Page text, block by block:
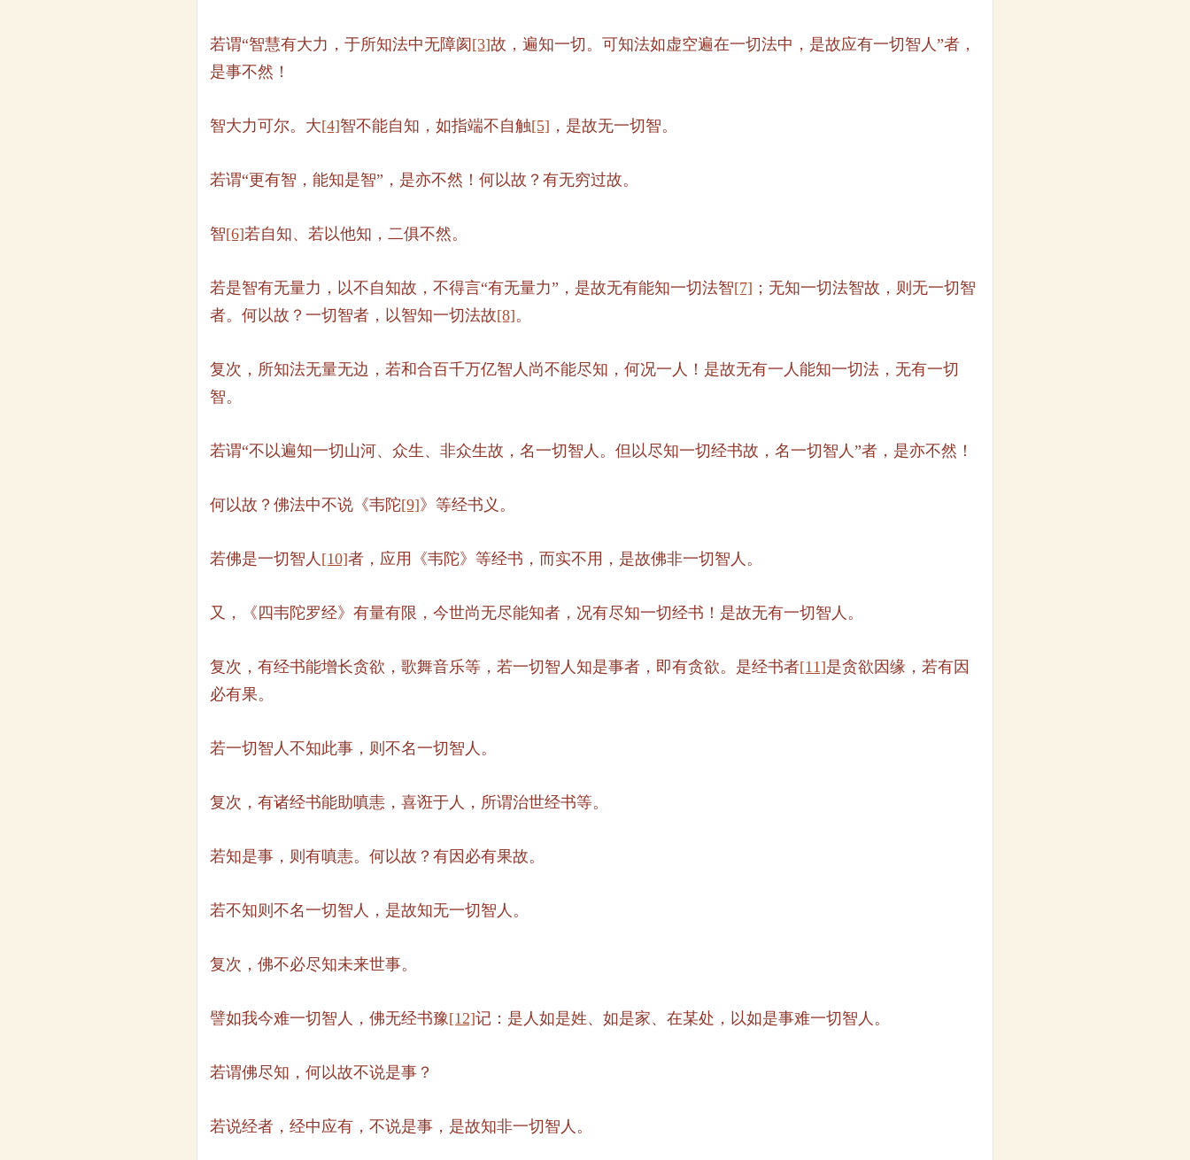
若谓“智慧有大力，于所知法中无障阂 [3]故，遍知一切。可知法如虚空遍在一切法中，是故应有一切智人”者，
是事不然！
智大力可尔。大[4]智不能自知，如指端不自触[5] ，是故无一切智。
若谓“更有智，能知是智”，是亦不然！何以故？有无穷过故。
智[6]若自知、若以他知，二俱不然。
若是智有无量力，以不自知故，不得言“有无量力”，是故无有能知一切法智[7] ；无知一切法智故，则无一切智
者。何以故？一切智者，以智知一切法故[8]。
复次，所知法无量无边，若和合百千万亿智人尚不能尽知，何况一人！是故无有一人能知一切法，无有一切
智。
若谓“不以遍知一切山河、众生、非众生故，名一切智人。但以尽知一切经书故，名一切智人”者，是亦不然！
何以故？佛法中不说《韦陀[9]》等经书义。
若佛是一切智人 [10]者，应用《韦陀》等经书，而实不用，是故佛非一切智人。
又，《四韦陀罗经》有量有限，今世尚无尽能知者，况有尽知一切经书！是故无有一切智人。
复次，有经书能增长贪欲，歌舞音乐等，若一切智人知是事者，即有贪欲。是经书者[11]是贪欲因缘，若有因
必有果。
若一切智人不知此事，则不名一切智人。
复次，有诸经书能助嗔恚，喜诳于人，所谓治世经书等。
若知是事，则有嗔恚。何以故？有因必有果故。
若不知则不名一切智人，是故知无一切智人。
复次，佛不必尽知未来世事。
譬如我今难一切智人，佛无经书豫[12]记：是人如是姓、如是家、在某处，以如是事难一切智人。
若谓佛尽知，何以故不说是事？
若说经者，经中应有，不说是事，是故知非一切智人。